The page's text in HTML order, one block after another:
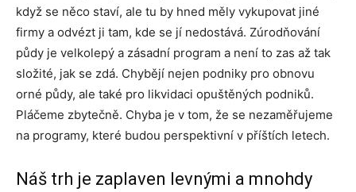
když se něco staví, ale tu by hned měly vykupovat jiné
firmy a odvézt ji tam, kde se jí nedostává. Zúrodňování
půdy je velkolepý a zásadní program a není to zas až tak
složité, jak se zdá. Chybějí nejen podniky pro obnovu
orné půdy, ale také pro likvidaci opuštěných podniků.
Pláčeme zbytečně. Chyba je v tom, že se nezaměřujeme
na programy, které budou perspektivní v příštích letech.
Náš trh je zaplaven levnými a mnohdy